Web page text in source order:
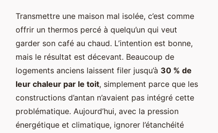
Transmettre une maison mal isolée, c’est comme
offrir un thermos percé à quelqu’un qui veut
garder son café au chaud. L’intention est bonne,
mais le résultat est décevant. Beaucoup de
logements anciens laissent filer jusqu’à 30 % de
leur chaleur par le toit, simplement parce que les
constructions d’antan n’avaient pas intégré cette
problématique. Aujourd’hui, avec la pression
énergétique et climatique, ignorer l’étanchéité